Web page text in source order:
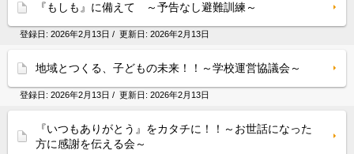
『もしも』に備えて ～予告なし避難訓練～
登録日: 2026年2月13日 / 更新日: 2026年2月13日
地域とつくる、子どもの未来！！～学校運営協議会～
登録日: 2026年2月13日 / 更新日: 2026年2月13日
『いつもありがとう』をカタチに！！～お世話になった
方に感謝を伝える会～